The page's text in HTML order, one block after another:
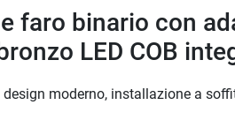
faro binario con
LED COB
moderno, installazione a